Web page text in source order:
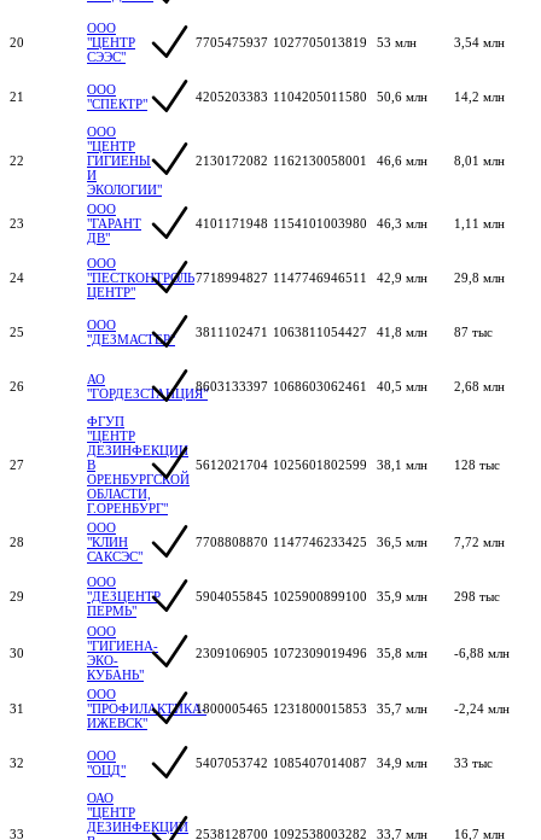
20
ООО
"ЦЕНТР
СЭЭС"
7705475937 1027705013819 53 млн 3,54 млн
21
ООО
"СПЕКТР"
4205203383 1104205011580 50,6 млн 14,2 млн
22
ООО
"ЦЕНТР
ГИГИЕНЫ
И
ЭКОЛОГИИ"
2130172082 1162130058001 46,6 млн 8,01 млн
23
ООО
"ГАРАНТ
ДВ"
4101171948 1154101003980 46,3 млн 1,11 млн
24
ООО
"ПЕСТКОНТРОЛЬ
ЦЕНТР"
7718994827 1147746946511 42,9 млн 29,8 млн
25
ООО
"ДЕЗМАСТЕР"
3811102471 1063811054427 41,8 млн 87 тыс
26
АО
"ГОРДЕЗСТАНЦИЯ"8603133397 1068603062461 40,5 млн 2,68 млн
27
ФГУП
"ЦЕНТР
ДЕЗИНФЕКЦИИ
В
ОРЕНБУРГСКОЙ
ОБЛАСТИ,
Г.ОРЕНБУРГ"
5612021704 1025601802599 38,1 млн 128 тыс
28
ООО
"КЛИН
САКСЭС"
7708808870 1147746233425 36,5 млн 7,72 млн
29
ООО
"ДЕЗЦЕНТР
ПЕРМЬ"
5904055845 1025900899100 35,9 млн 298 тыс
30
ООО
"ГИГИЕНА-
ЭКО-
КУБАНЬ"
2309106905 1072309019496 35,8 млн -6,88 млн
31
ООО
"ПРОФИЛАКТИКА-
ИЖЕВСК"
1800005465 1231800015853 35,7 млн -2,24 млн
32
ООО
"ОЦД"
5407053742 1085407014087 34,9 млн 33 тыс
33
ОАО
"ЦЕНТР
ДЕЗИНФЕКЦИИ 2538128700 1092538003282 33,7 млн 16,7 млн